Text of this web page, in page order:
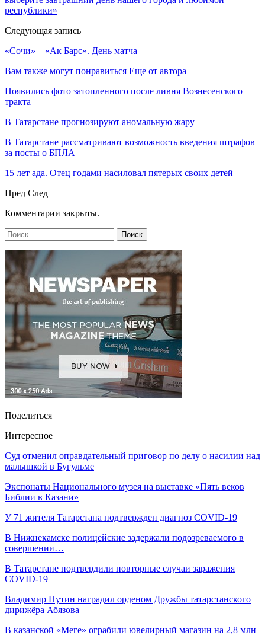
республики»
Следующая запись
«Сочи» – «Ак Барс». День матча
Вам также могут понравиться Еще от автора
Появились фото затопленного после ливня Вознесенского
тракта
В Татарстане прогнозируют аномальную жару
В Татарстане рассматривают возможность введения штрафов
за посты о БПЛА
15 лет ада. Отец годами насиловал пятерых своих детей
Пред След
Комментарии закрыты.
Поделиться
Интересное
Суд отменил оправдательный приговор по делу о насилии над
малышкой в Бугульме
Экспонаты Национального музея на выставке «Пять веков
Библии в Казани»
У 71 жителя Татарстана подтвержден диагноз COVID-19
В Нижнекамске полицейские задержали подозреваемого в
совершении…
В Татарстане подтвердили повторные случаи заражения
COVID-19
Владимир Путин наградил орденом Дружбы татарстанского
дирижёра Абязова
В казанской «Меге» ограбили ювелирный магазин на 2,8 млн